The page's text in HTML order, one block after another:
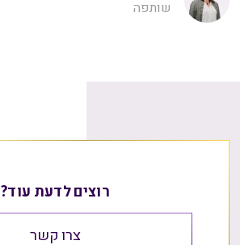
שותפה
רוצים לדעת עוד?
צרו קשר